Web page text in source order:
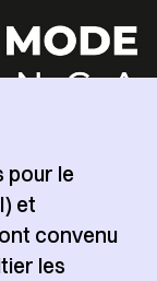
pour le
et
convenu
les